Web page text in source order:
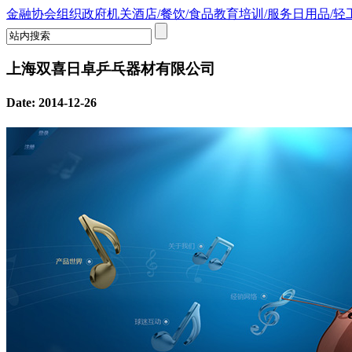
金融协会组织政府机关酒店/餐饮/食品教育培训/服务 日用品/轻
上海双喜日卓乒乓器材有限公司
Date: 2014-12-26